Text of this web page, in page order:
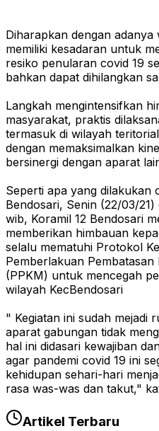
Diharapkan dengan adanya
memiliki kesadaran untuk
resiko penularan covid 19
bahkan dapat dihilangkan
Langkah mengintensifkan
masyarakat, praktis
termasuk di wilayah
dengan memaksimalkan
bersinergi dengan aparat
Seperti apa yang dilakukan
Bendosari, Senin (22/03/
wib, Koramil 12 Bendosari
memberikan himbauan
selalu mematuhi Protokol
Pemberlakuan Pembatasan
(PPKM) untuk mencegah
wilayah KecBendosari
" Kegiatan ini sudah mejadi
aparat gabungan tidak
hal ini didasari kewajiban
agar pandemi covid 19 ini
kehidupan sehari-hari
rasa was-was dan takut,"
Artikel Terbaru